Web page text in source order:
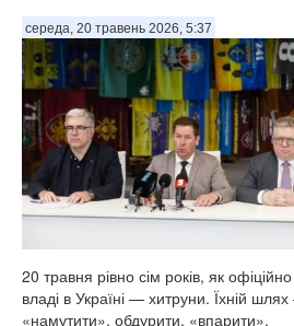
середа, 20 травень 2026, 5:37
20 травня рівно сім років, як
владі в Україні — хитруни. Їхній
«намутити», обдурити, «впарити».